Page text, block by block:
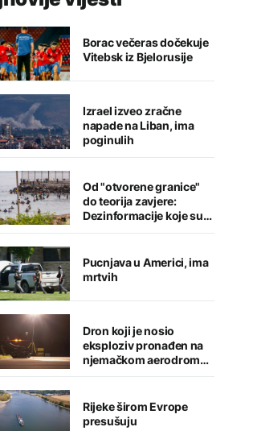
Borac večeras dočekuje
Vitebsk iz Bjelorusije
Izrael izveo zračne
napade na Liban, ima
poginulih
Od "otvorene granice"
do teorija zavjere:
Dezinformacije koje su
pratile krizu u Seuti
Pucnjava u Americi, ima
mrtvih
Dron koji je nosio
eksploziv pronađen na
njemačkom aerodromu,
sumnja se na Rusiju
Rijeke širom Evrope
presušuju